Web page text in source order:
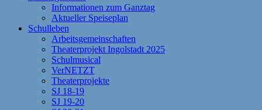
Informationen zum Ganztag
Aktueller Speiseplan
Schulleben
Arbeitsgemeinschaften
Theaterprojekt Ingolstadt 2025
Schulmusical
VerNETZT
Theaterprojekte
SJ 18-19
SJ 19-20